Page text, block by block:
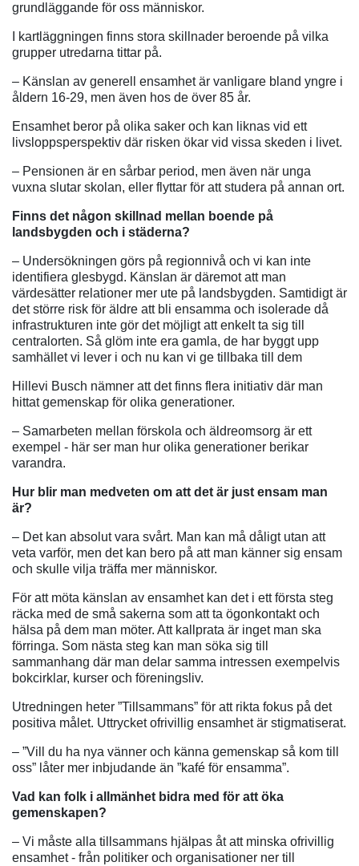
grundläggande för oss människor.
I kartläggningen finns stora skillnader beroende på vilka
grupper utredarna tittar på.
– Känslan av generell ensamhet är vanligare bland yngre i
åldern 16-29, men även hos de över 85 år.
Ensamhet beror på olika saker och kan liknas vid ett
livsloppsperspektiv där risken ökar vid vissa skeden i livet.
– Pensionen är en sårbar period, men även när unga
vuxna slutar skolan, eller flyttar för att studera på annan ort.
Finns det någon skillnad mellan boende på
landsbygden och i städerna?
– Undersökningen görs på regionnivå och vi kan inte
identifiera glesbygd. Känslan är däremot att man
värdesätter relationer mer ute på landsbygden. Samtidigt är
det större risk för äldre att bli ensamma och isolerade då
infrastrukturen inte gör det möjligt att enkelt ta sig till
centralorten. Så glöm inte era gamla, de har byggt upp
samhället vi lever i och nu kan vi ge tillbaka till dem
Hillevi Busch nämner att det finns flera initiativ där man
hittat gemenskap för olika generationer.
– Samarbeten mellan förskola och äldreomsorg är ett
exempel - här ser man hur olika generationer berikar
varandra.
Hur blir man medveten om att det är just ensam man
är?
– Det kan absolut vara svårt. Man kan må dåligt utan att
veta varför, men det kan bero på att man känner sig ensam
och skulle vilja träffa mer människor.
För att möta känslan av ensamhet kan det i ett första steg
räcka med de små sakerna som att ta ögonkontakt och
hälsa på dem man möter. Att kallprata är inget man ska
förringa. Som nästa steg kan man söka sig till
sammanhang där man delar samma intressen exempelvis
bokcirklar, kurser och föreningsliv.
Utredningen heter ”Tillsammans” för att rikta fokus på det
positiva målet. Uttrycket ofrivillig ensamhet är stigmatiserat.
– ”Vill du ha nya vänner och känna gemenskap så kom till
oss” låter mer inbjudande än ”kafé för ensamma”.
Vad kan folk i allmänhet bidra med för att öka
gemenskapen?
– Vi måste alla tillsammans hjälpas åt att minska ofrivillig
ensamhet - från politiker och organisationer ner till